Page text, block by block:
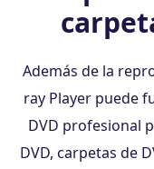
Además de la
ray Player puede
DVD profesional
DVD, carpetas de